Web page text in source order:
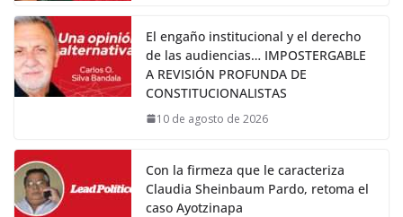
El engaño institucional y el derecho
de las audiencias… IMPOSTERGABLE
A REVISIÓN PROFUNDA DE
CONSTITUCIONALISTAS
10 de agosto de 2026
Con la firmeza que le caracteriza
Claudia Sheinbaum Pardo, retoma el
caso Ayotzinapa